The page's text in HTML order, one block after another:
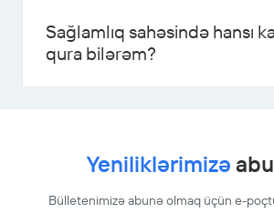
Sağlamlıq sahəsində hansı
qura bilərəm?
Yeniliklərimizə
Bülletenimizə abunə olmaq üçün e-